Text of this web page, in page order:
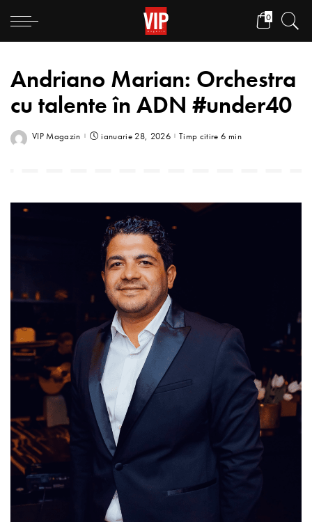
0
Andriano Marian: Orchestra
cu talente în ADN #under40
VIP Magazin ianuarie 28, 2026 Timp citire 6 min